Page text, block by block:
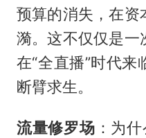
预算的消失，在资
漪。这不仅仅是一
在“全直播”时代来
断臂求生。
流量修罗场 ：为